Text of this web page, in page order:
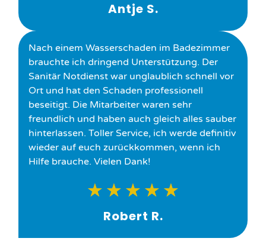
Antje S.
Nach einem Wasserschaden im Badezimmer
brauchte ich dringend Unterstützung. Der
Sanitär Notdienst war unglaublich schnell vor
Ort und hat den Schaden professionell
beseitigt. Die Mitarbeiter waren sehr
freundlich und haben auch gleich alles sauber
hinterlassen. Toller Service, ich werde definitiv
wieder auf euch zurückkommen, wenn ich
Hilfe brauche. Vielen Dank!
★ ★ ★ ★ ★
Robert R.